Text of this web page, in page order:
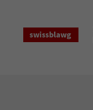
springen